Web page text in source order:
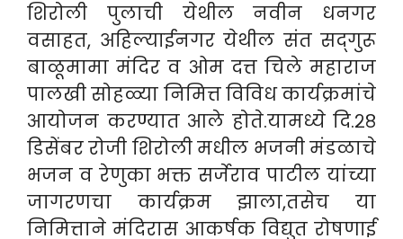
शिरोली पुलाची येथील नवीन धनगर
वसाहत, अहिल्याईनगर येथील संत सद्‌गुरू
बाळूमामा मंदिर व ओम दत्त चिले महाराज
पालखी सोहळ्या निमित्त विविध कार्यक्रमांचे
आयोजन करण्यात आले होते.यामध्ये दि.२८
डिसेंबर रोजी शिरोली मधील भजनी मंडळाचे
भजन व रेणुका भक्त सर्जेराव पाटील यांच्या
जागरणचा कार्यक्रम झाला,तसेच या
निमित्ताने मंदिरास आकर्षक विद्युत रोषणाई